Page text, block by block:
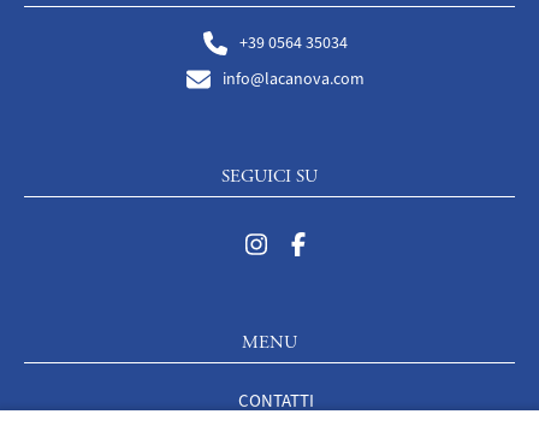
+39 0564 35034
info@lacanova.com
SEGUICI SU
MENU
CONTATTI